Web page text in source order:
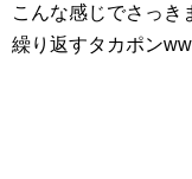
こんな感じでさっき
繰り返すタカポンww